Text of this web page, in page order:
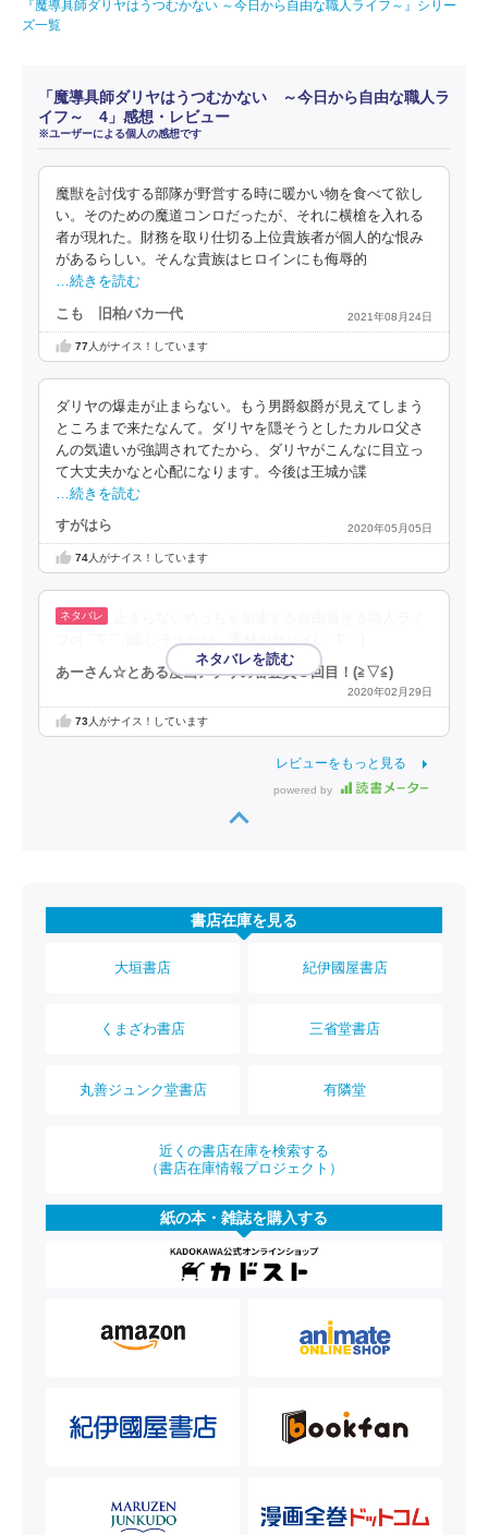
『魔導具師ダリヤはうつむかない ～今日から自由な職人ライフ～』シリー
ズ一覧
「魔導具師ダリヤはうつむかない ～今日から自由な職人ラ
イフ～ 4」感想・レビュー
※ユーザーによる個人の感想です
魔獣を討伐する部隊が野営する時に暖かい物を食べて欲し
い。そのための魔道コンロだったが、それに横槍を入れる
者が現れた。財務を取り仕切る上位貴族者が個人的な恨み
があるらしい。そんな貴族はヒロインにも侮辱的
…続きを読む
こも 旧柏バカ一代 2021年08月24日
77人がナイス！しています
ダリヤの爆走が止まらない。もう男爵叙爵が見えてしまう
ところまで来たなんて。ダリヤを隠そうとしたカルロ父さ
んの気遣いが強調されてたから、ダリヤがこんなに目立っ
て大丈夫かなと心配になります。今後は王城か諜
…続きを読む
すがはら 2020年05月05日
74人がナイス！しています
フσ(￣∇￣;)楽しそうだが、素材がヤバイ(;゜∇゜)
あーさん☆とある漫画アプリの審査員３回目！(⁠≧⁠▽⁠≦⁠)
2020年02月29日
73人がナイス！しています
レビューをもっと見る
powered by
書店在庫を見る
大垣書店 紀伊國屋書店
くまざわ書店 三省堂書店
丸善ジュンク堂書店 有隣堂
近くの書店在庫を検索する
（書店在庫情報プロジェクト）
紙の本・雑誌を購入する